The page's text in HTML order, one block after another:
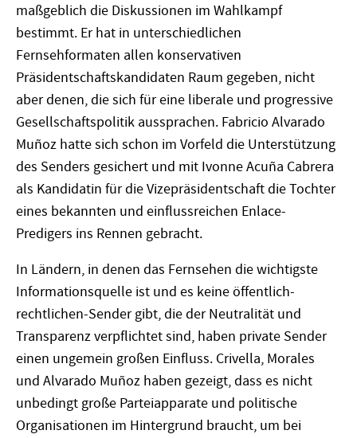
maßgeblich die Diskussionen im Wahlkampf
bestimmt. Er hat in unterschiedlichen
Fernsehformaten allen konservativen
Präsidentschaftskandidaten Raum gegeben, nicht
aber denen, die sich für eine liberale und progressive
Gesellschaftspolitik aussprachen. Fabricio Alvarado
Muñoz hatte sich schon im Vorfeld die Unterstützung
des Senders gesichert und mit Ivonne Acuña Cabrera
als Kandidatin für die Vizepräsidentschaft die Tochter
eines bekannten und einflussreichen Enlace-
Predigers ins Rennen gebracht.
In Ländern, in denen das Fernsehen die wichtigste
Informationsquelle ist und es keine öffentlich-
rechtlichen-Sender gibt, die der Neutralität und
Transparenz verpflichtet sind, haben private Sender
einen ungemein großen Einfluss. Crivella, Morales
und Alvarado Muñoz haben gezeigt, dass es nicht
unbedingt große Parteiapparate und politische
Organisationen im Hintergrund braucht, um bei